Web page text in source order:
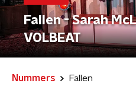
Fallen - Sarah
VOLBEAT
Nummers Fallen